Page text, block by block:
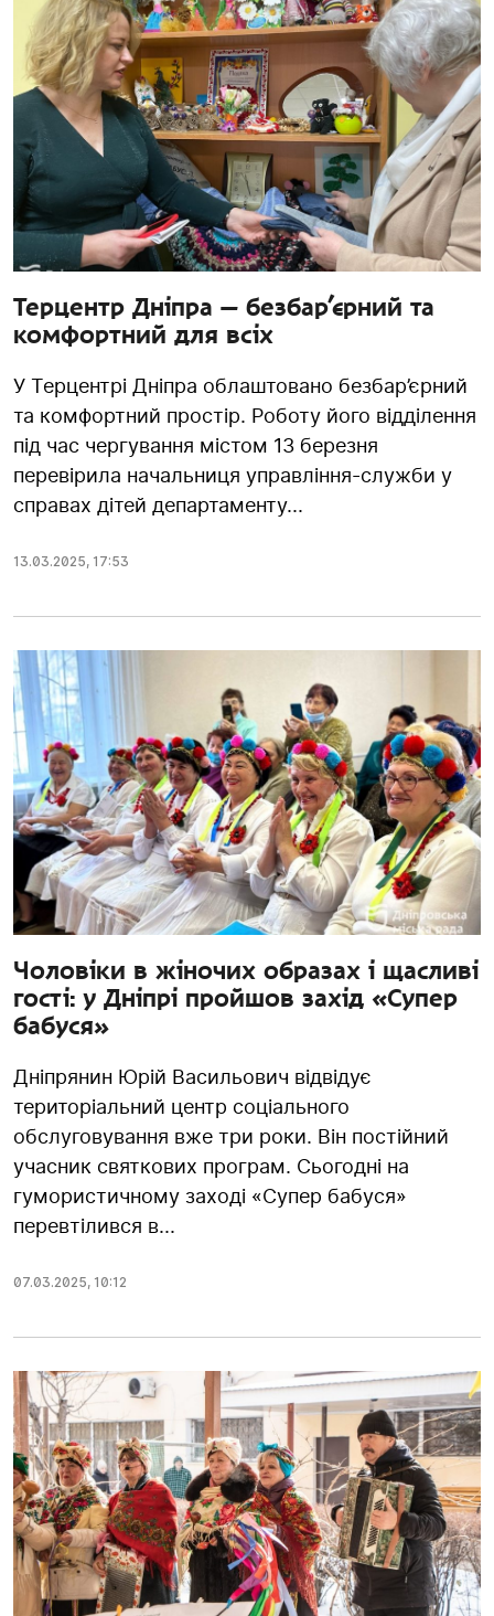
Терцентр Дніпра — безбар’єрний та
комфортний для всіх
У Терцентрі Дніпра облаштовано безбар’єрний
та комфортний простір. Роботу його відділення
під час чергування містом 13 березня
перевірила начальниця управління-служби у
справах дітей департаменту...
13.03.2025, 17:53
Чоловіки в жіночих образах і щасливі
гості: у Дніпрі пройшов захід «Супер
бабуся»
Дніпрянин Юрій Васильович відвідує
територіальний центр соціального
обслуговування вже три роки. Він постійний
учасник святкових програм. Сьогодні на
гумористичному заході «Супер бабуся»
перевтілився в...
07.03.2025, 10:12